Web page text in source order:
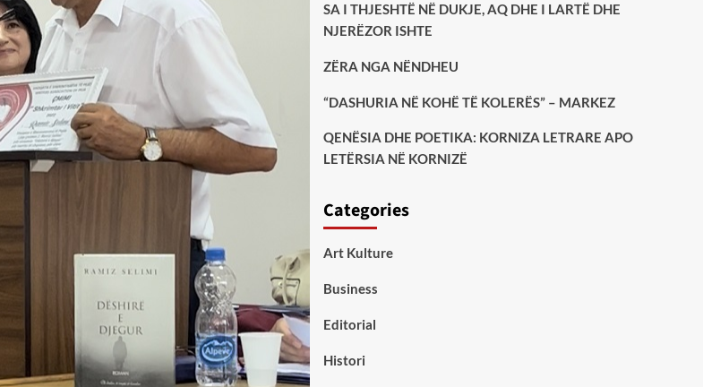
SA I THJESHTË NË DUKJE, AQ DHE I LARTË DHE
NJERËZOR ISHTE
ZËRA NGA NËNDHEU
“DASHURIA NË KOHË TË KOLERËS” – MARKEZ
QENËSIA DHE POETIKA: KORNIZA LETRARE APO
LETËRSIA NË KORNIZË
Categories
Art Kulture
Business
Editorial
Histori